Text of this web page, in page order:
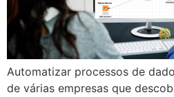
Automatizar processos de
de várias empresas que